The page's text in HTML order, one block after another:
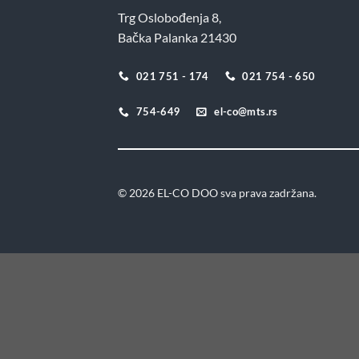
Trg Oslobođenja 8,
Bačka Palanka 21430
021 751 - 174 021 754 - 650
754-649 el-co@mts.rs
© 2026 EL-CO DOO sva prava zadržana.